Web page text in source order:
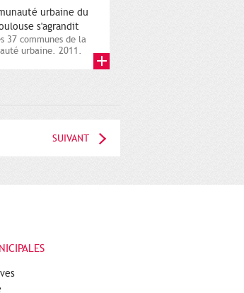
urbaine du
s'agrandit
37 communes de la
urbaine. 2011.
SUIVANT